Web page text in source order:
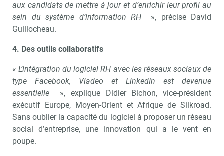
aux candidats de mettre à jour et d’enrichir leur profil au
sein du système d’information RH
», précise David
Guillocheau.
4. Des outils collaboratifs
«L’intégration du logiciel RH avec les réseaux sociaux de
type Facebook, Viadeo et LinkedIn est devenue
essentielle
», explique Didier Bichon, vice-président
exécutif Europe, Moyen-Orient et Afrique de Silkroad.
Sans oublier la capacité du logiciel à proposer un réseau
social d’entreprise, une innovation qui a le vent en
poupe.